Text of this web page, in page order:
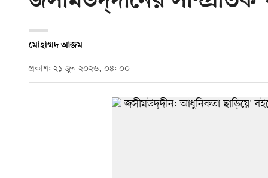
মোহাম্মদ আজম
প্রকাশ: ২১ জুন ২০২৬, ০৪: ০০